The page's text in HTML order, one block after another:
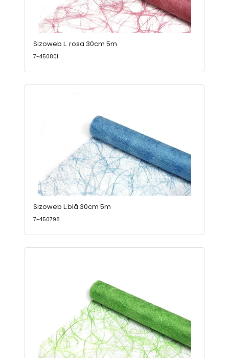
Sizoweb L. rosa 30cm 5m
7-450801
Sizoweb L.blå 30cm 5m
7-450798